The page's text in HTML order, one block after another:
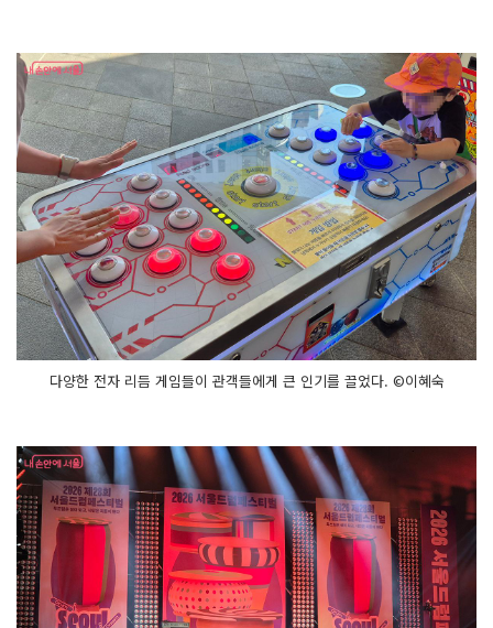
다양한 전자 리듬 게임들이 관객들에게 큰 인기를 끌었다. ©이혜숙